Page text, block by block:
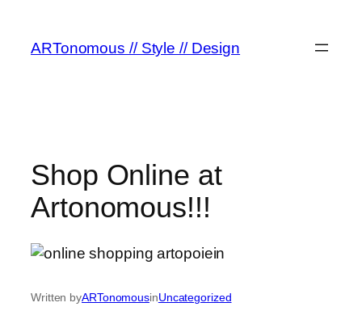
ARTonomous // Style // Design
Shop Online at
Artonomous!!!
Written byARTonomousinUncategorized